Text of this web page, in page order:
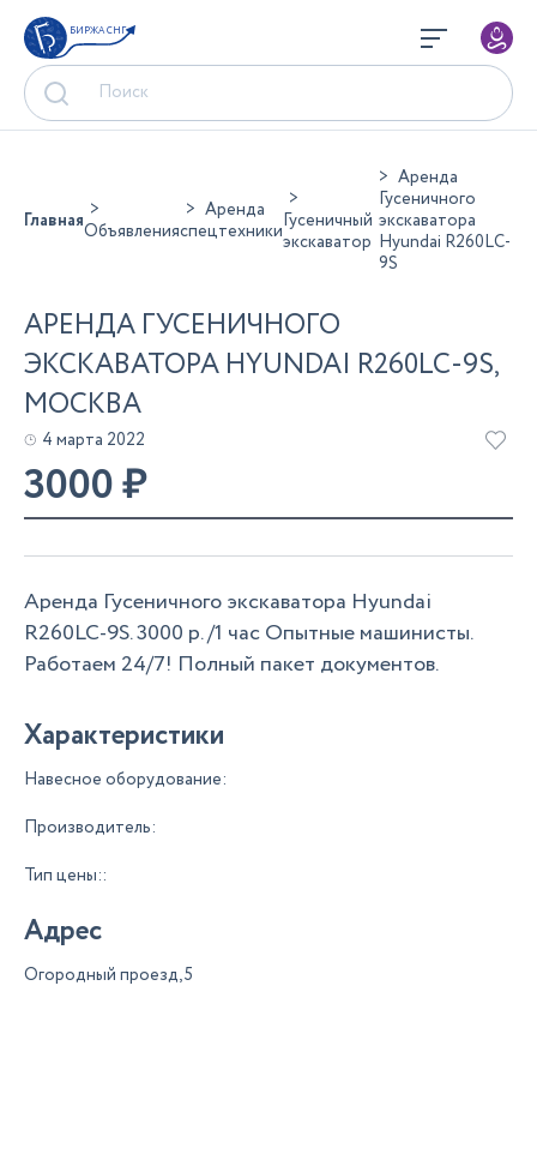
БИРЖА СНГ
ГлавнаяОбъявления
Аренда
спецтехникиГусеничный
экскаватор
Аренда
Гусеничного
экскаватора
Hyundai R260LC-
9S
АРЕНДА ГУСЕНИЧНОГО
ЭКСКАВАТОРА HYUNDAI R260LC-9S,
МОСКВА
4 марта 2022
3000₽
Аренда Гусеничного экскаватора Hyundai
R260LC-9S. 3000 р. /1 час Опытные машинисты.
Работаем 24/7! Полный пакет документов.
Характеристики
Навесное оборудование:
Производитель:
Тип цены::
Адрес
Огородный проезд, 5